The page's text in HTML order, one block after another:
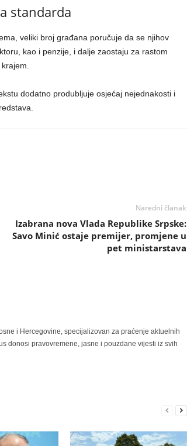
standarda
veliki broj građana poručuje da se njihov
kao i penzije, i dalje zaostaju za rastom
dodatno produbljuje osjećaj nejednakosti i
Naredni članak
Izabrana nova Vlada Republike Srpske:
Savo Minić ostaje premijer, promjene u
pet ministarstava
i Hercegovine, specijalizovan za praćenje aktuelnih
donosi pravovremene, jasne i pouzdane vijesti iz svih